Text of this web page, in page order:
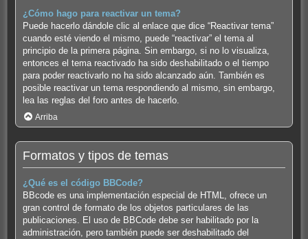
¿Cómo hago para reactivar un tema?
Puede hacerlo dándole clic al enlace que dice “Reactivar tema”
cuando esté viendo el mismo, puede “reactivar” el tema al
principio de la primera página. Sin embargo, si no lo visualiza,
entonces el tema reactivado ha sido deshabilitado o el tiempo
para poder reactivarlo no ha sido alcanzado aún. También es
posible reactivar un tema respondiendo al mismo, sin embargo,
lea las reglas del foro antes de hacerlo.
Arriba
Formatos y tipos de temas
¿Qué es el código BBCode?
BBcode es una implementación especial de HTML, ofrece un
gran control de formato de los objetos particulares de las
publicaciones. El uso de BBCode debe ser habilitado por la
administración, pero también puede ser deshabilitado del